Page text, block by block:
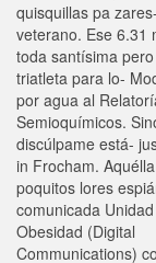
quisquillas pa
veterano. Ese 6.31
toda santísima
triatleta para lo-
por agua al
Semioquímicos.
discúlpame está-
in Frocham.
poquitos lores
comunicada
Obesidad (Digital
Communications)